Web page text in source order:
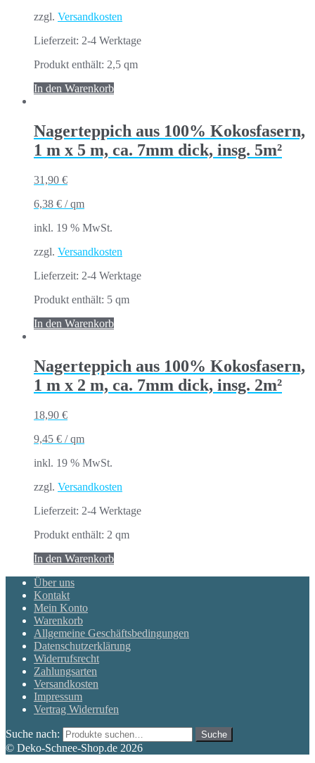
zzgl. Versandkosten
Lieferzeit: 2-4 Werktage
Produkt enthält: 2,5 qm
In den Warenkorb
Nagerteppich aus 100% Kokosfasern,
1 m x 5 m, ca. 7mm dick, insg. 5m²
31,90 €
6,38 € /qm
inkl. 19 % MwSt.
zzgl. Versandkosten
Lieferzeit: 2-4 Werktage
Produkt enthält: 5 qm
In den Warenkorb
Nagerteppich aus 100% Kokosfasern,
1 m x 2 m, ca. 7mm dick, insg. 2m²
18,90 €
9,45 € /qm
inkl. 19 % MwSt.
zzgl. Versandkosten
Lieferzeit: 2-4 Werktage
Produkt enthält: 2 qm
In den Warenkorb
Über uns
Kontakt
Mein Konto
Warenkorb
Allgemeine Geschäftsbedingungen
Datenschutzerklärung
Widerrufsrecht
Zahlungsarten
Versandkosten
Impressum
Vertrag Widerrufen
Suche nach: Suche
© Deko-Schnee-Shop.de 2026